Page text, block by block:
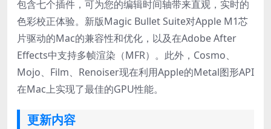
包含七个插件，可为您的编辑时间轴带来直观，实时的
色彩校正体验。新版Magic Bullet Suite对Apple M1芯
片驱动的Mac的兼容性和优化，以及在Adobe After
Effects中支持多帧渲染（MFR）。此外，Cosmo、
Mojo、Film、Renoiser现在利用Apple的Metal图形API
在Mac上实现了最佳的GPU性能。
更新内容